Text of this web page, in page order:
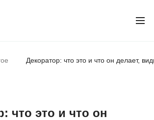
Декоратор: что это и что он делает,
что это и что он